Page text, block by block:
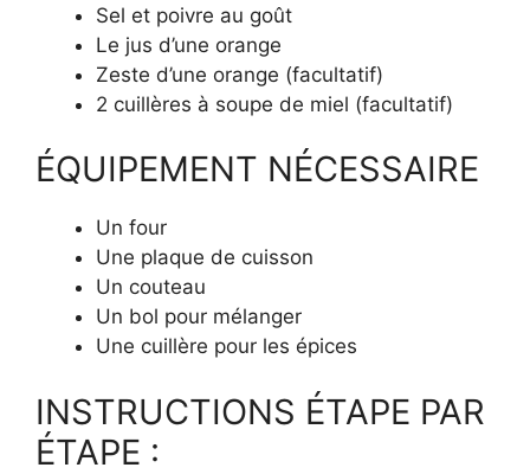
Sel et poivre au goût
Le jus d’une orange
Zeste d’une orange (facultatif)
2 cuillères à soupe de miel (facultatif)
ÉQUIPEMENT NÉCESSAIRE
Un four
Une plaque de cuisson
Un couteau
Un bol pour mélanger
Une cuillère pour les épices
INSTRUCTIONS ÉTAPE PAR
ÉTAPE :